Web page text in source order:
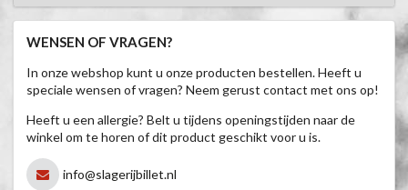
WENSEN OF VRAGEN?
In onze webshop kunt u onze producten bestellen. Heeft u
speciale wensen of vragen? Neem gerust contact met ons op!
Heeft u een allergie? Belt u tijdens openingstijden naar de
winkel om te horen of dit product geschikt voor u is.
info@slagerijbillet.nl